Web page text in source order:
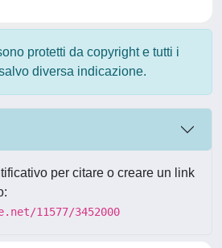
protetti da copyright e tutti i
diversa indicazione.
per citare o creare un link
11577/3452000